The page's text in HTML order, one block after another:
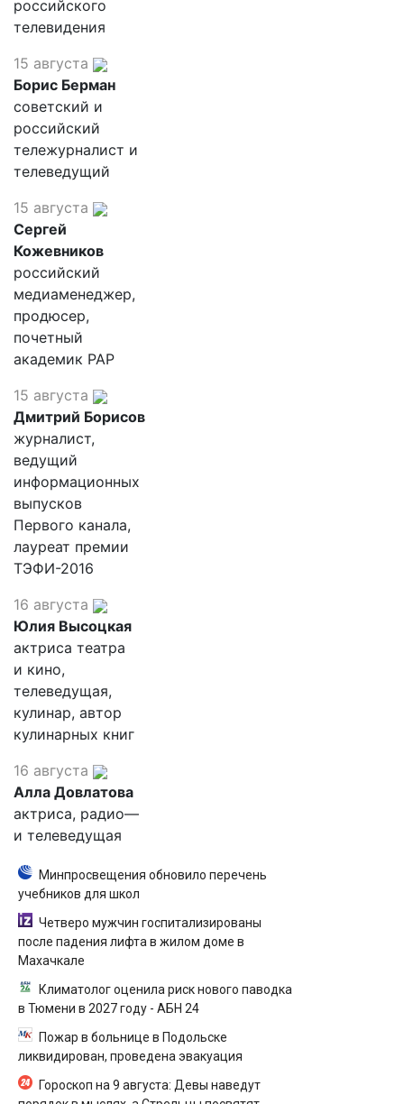
российского
телевидения
15 августа
Борис Берман
советский и
российский
тележурналист и
телеведущий
15 августа
Сергей
Кожевников
российский
медиаменеджер,
продюсер,
почетный
академик РАР
15 августа
Дмитрий Борисов
журналист,
ведущий
информационных
выпусков
Первого канала,
лауреат премии
ТЭФИ-2016
16 августа
Юлия Высоцкая
актриса театра
и кино,
телеведущая,
кулинар, автор
кулинарных книг
16 августа
Алла Довлатова
актриса, радио—
и телеведущая
Минпросвещения обновило перечень
учебников для школ
Четверо мужчин госпитализированы
после падения лифта в жилом доме в
Махачкале
Климатолог оценила риск нового паводка
в Тюмени в 2027 году - АБН 24
Пожар в больнице в Подольске
ликвидирован, проведена эвакуация
Гороскоп на 9 августа: Девы наведут